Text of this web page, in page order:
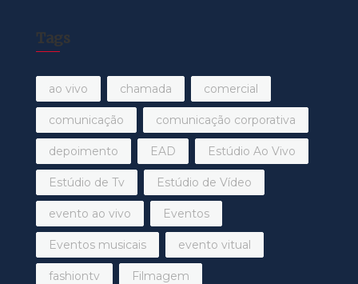
Tags
ao vivo chamada comercial
comunicação comunicação corporativa
depoimento EAD Estúdio Ao Vivo
Estúdio de Tv Estúdio de Vídeo
evento ao vivo Eventos
Eventos musicais evento vitual
fashiontv Filmagem